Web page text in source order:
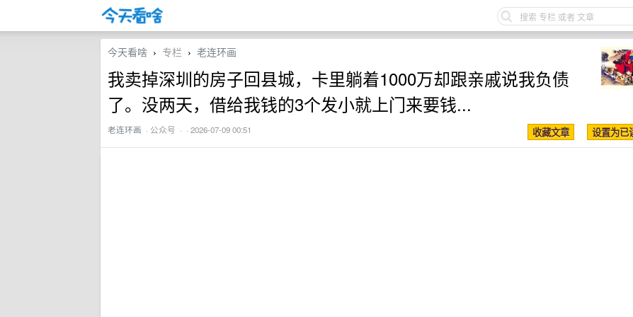
今天看啥 › 专栏 › 老连环画
我卖掉深圳的房子回县城，卡里躺着1000万却跟亲戚说我负债
了。没两天，借给我钱的3个发小就上门来要钱...
老连环画 · 公众号 · · 2026-07-09 00:51